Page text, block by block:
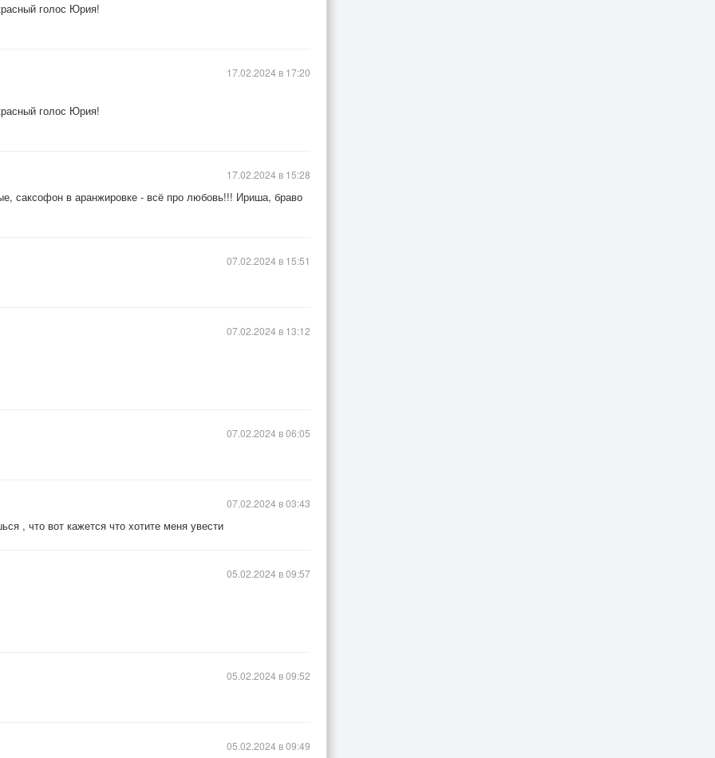
голос Юрия!
голос Юрия!
17.02.2024 в 17:20
саксофон в аранжировке - всё про любовь!!! Ириша, браво
17.02.2024 в 15:28
07.02.2024 в 15:51
07.02.2024 в 13:12
07.02.2024 в 06:05
, что вот кажется что хотите меня увести
07.02.2024 в 03:43
05.02.2024 в 09:57
05.02.2024 в 09:52
05.02.2024 в 09:49